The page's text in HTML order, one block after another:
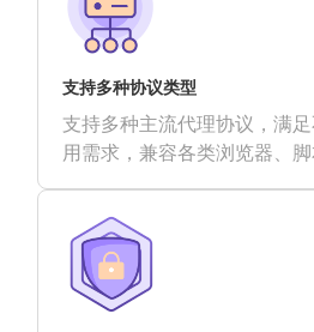
支持多种协议类型
支持多种主流代理协议，满
用需求，兼容各类浏览器、脚